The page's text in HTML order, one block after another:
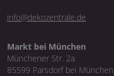
info@dekozentrale.de
Markt bei München
Münchener Str. 2a
85599 Parsdorf bei München